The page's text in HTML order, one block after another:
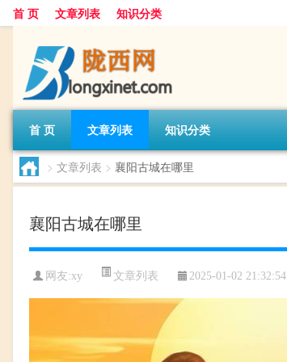
首 页 文章列表 知识分类
首 页 文章列表 知识分类
> 文章列表 > 襄阳古城在哪里
襄阳古城在哪里
网友:xy 文章列表 2025-01-02 21:32:54